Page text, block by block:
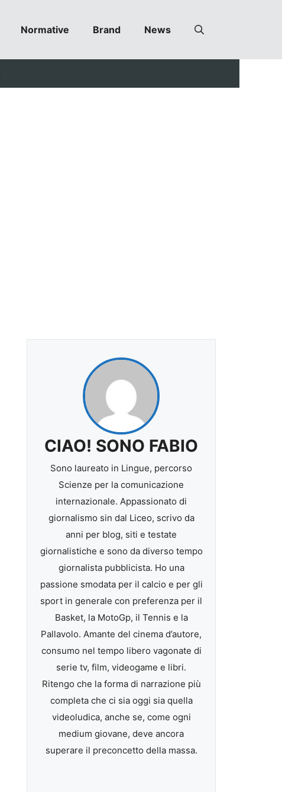
Normative Brand News
CIAO! SONO FABIO
Sono laureato in Lingue, percorso
Scienze per la comunicazione
internazionale. Appassionato di
giornalismo sin dal Liceo, scrivo da
anni per blog, siti e testate
giornalistiche e sono da diverso tempo
giornalista pubblicista. Ho una
passione smodata per il calcio e per gli
sport in generale con preferenza per il
Basket, la MotoGp, il Tennis e la
Pallavolo. Amante del cinema d’autore,
consumo nel tempo libero vagonate di
serie tv, film, videogame e libri.
Ritengo che la forma di narrazione più
completa che ci sia oggi sia quella
videoludica, anche se, come ogni
medium giovane, deve ancora
superare il preconcetto della massa.